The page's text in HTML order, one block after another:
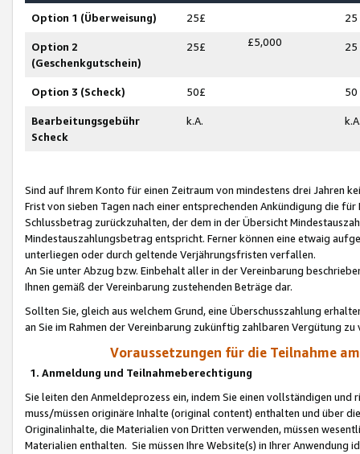
Option 1 (Überweisung) 25£ 25
Option 2
(Geschenkgutschein)
25£ £5,000 25
Option 3 (Scheck) 50£ 50
Bearbeitungsgebühr
Scheck
k.A.
Sind auf Ihrem Konto für einen Zeitraum von mindestens drei Jahren
Frist von sieben Tagen nach einer entsprechenden Ankündigung die
Schlussbetrag zurückzuhalten, der dem in der Übersicht
Mindestauszahlungsbetrag entspricht. Ferner können eine etwaig
unterliegen oder durch geltende Verjährungsfristen verfallen.
An Sie unter Abzug bzw. Einbehalt aller in der Vereinbarung
Ihnen gemäß der Vereinbarung zustehenden Beträge dar.
Sollten Sie, gleich aus welchem Grund, eine Überschusszahlung
an Sie im Rahmen der Vereinbarung zukünftig zahlbaren Vergütung zu
Voraussetzungen für die Teilnahme
1. Anmeldung und Teilnahmeberechtigung
Sie leiten den Anmeldeprozess ein, indem Sie einen vollständigen
muss/müssen originäre Inhalte (original content) enthalten und über
Originalinhalte, die Materialien von Dritten verwenden, müssen
Materialien enthalten. Sie müssen Ihre Website(s) in Ihrer Anwendung